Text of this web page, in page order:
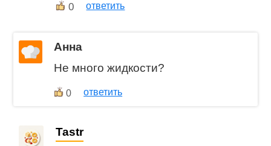
0 ответить
Анна
Не много жидкости?
0 ответить
Tastr